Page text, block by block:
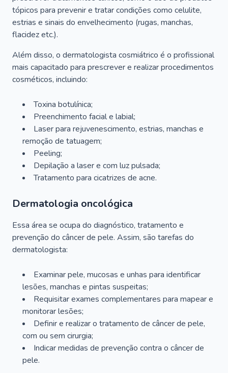
tópicos para prevenir e tratar condições como celulite,
estrias e sinais do envelhecimento (rugas, manchas,
flacidez etc.).
Além disso, o dermatologista cosmiátrico é o profissional
mais capacitado para prescrever e realizar procedimentos
cosméticos, incluindo:
Toxina botulínica;
Preenchimento facial e labial;
Laser para rejuvenescimento, estrias, manchas e
remoção de tatuagem;
Peeling;
Depilação a laser e com luz pulsada;
Tratamento para cicatrizes de acne.
Dermatologia oncológica
Essa área se ocupa do diagnóstico, tratamento e
prevenção do câncer de pele. Assim, são tarefas do
dermatologista:
Examinar pele, mucosas e unhas para identificar
lesões, manchas e pintas suspeitas;
Requisitar exames complementares para mapear e
monitorar lesões;
Definir e realizar o tratamento de câncer de pele,
com ou sem cirurgia;
Indicar medidas de prevenção contra o câncer de
pele.